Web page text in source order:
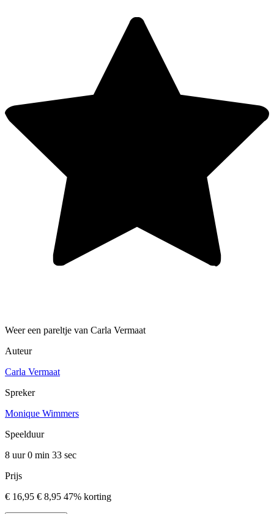
Weer een pareltje van Carla Vermaat
Auteur
Carla Vermaat
Spreker
Monique Wimmers
Speelduur
8 uur 0 min 33 sec
Prijs
€ 16,95 € 8,95 47% korting